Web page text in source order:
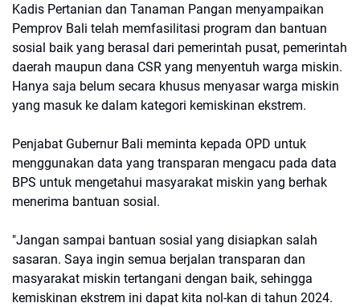
Kadis Pertanian dan Tanaman Pangan menyampaikan
Pemprov Bali telah memfasilitasi program dan bantuan
sosial baik yang berasal dari pemerintah pusat, pemerintah
daerah maupun dana CSR yang menyentuh warga miskin.
Hanya saja belum secara khusus menyasar warga miskin
yang masuk ke dalam kategori kemiskinan ekstrem.
Penjabat Gubernur Bali meminta kepada OPD untuk
menggunakan data yang transparan mengacu pada data
BPS untuk mengetahui masyarakat miskin yang berhak
menerima bantuan sosial.
"Jangan sampai bantuan sosial yang disiapkan salah
sasaran. Saya ingin semua berjalan transparan dan
masyarakat miskin tertangani dengan baik, sehingga
kemiskinan ekstrem ini dapat kita nol-kan di tahun 2024.